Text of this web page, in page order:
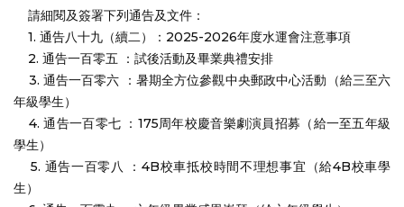
請細閱及簽署下列通告及文件：
1. 通告八十九（續二）：2025-2026年度水運會注意事項
2. 通告一百零五 ：試後活動及畢業典禮安排
3. 通告一百零六 ：暑期全方位參觀中央郵政中心活動（給三至六
年級學生）
4. 通告一百零七 ：175周年校慶音樂劇演員招募（給一至五年級
學生）
5. 通告一百零八 ：4B校車抵校時間不理想事宜（給4B校車學
生）